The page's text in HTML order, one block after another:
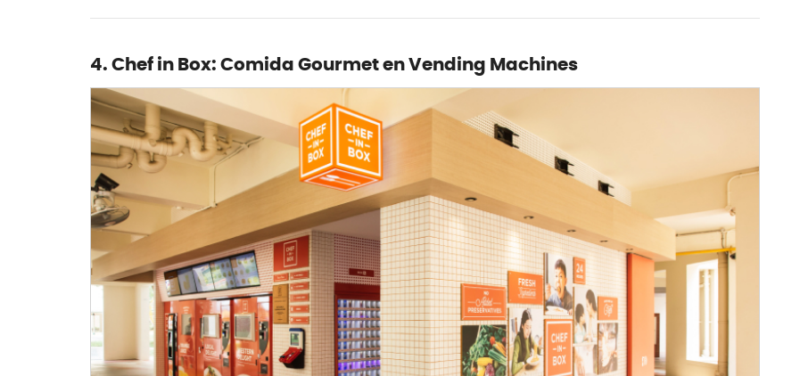
4. Chef in Box: Comida Gourmet en Vending Machines